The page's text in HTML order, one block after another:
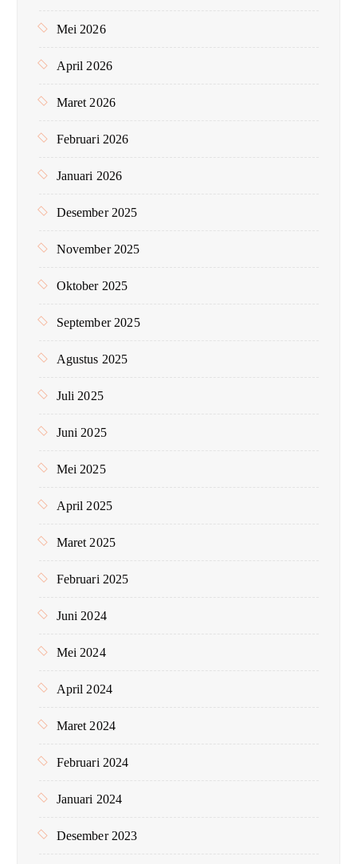
Mei 2026
April 2026
Maret 2026
Februari 2026
Januari 2026
Desember 2025
November 2025
Oktober 2025
September 2025
Agustus 2025
Juli 2025
Juni 2025
Mei 2025
April 2025
Maret 2025
Februari 2025
Juni 2024
Mei 2024
April 2024
Maret 2024
Februari 2024
Januari 2024
Desember 2023